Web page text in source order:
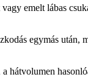
emelt lábas
egymás